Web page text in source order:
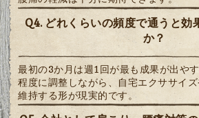
Q4. どれくらいの頻度で通うと効
か？
最初の3か月は週1回が最も成果が出や
程度に調整しながら、自宅エクササイ
維持する形が現実的です。